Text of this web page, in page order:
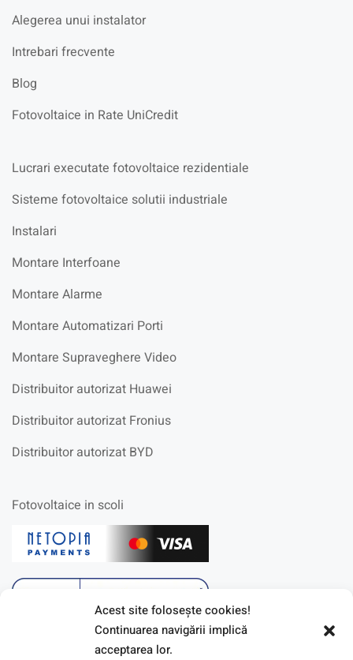
Acest site foloseşte cookies!
Continuarea navigării implică
acceptarea lor.
Alegerea unui instalator
Intrebari frecvente
Blog
Fotovoltaice in Rate UniCredit
Lucrari executate fotovoltaice rezidentiale
Sisteme fotovoltaice solutii industriale
Instalari
Montare Interfoane
Montare Alarme
Montare Automatizari Porti
Montare Supraveghere Video
Distribuitor autorizat Huawei
Distribuitor autorizat Fronius
Distribuitor autorizat BYD
Fotovoltaice in scoli